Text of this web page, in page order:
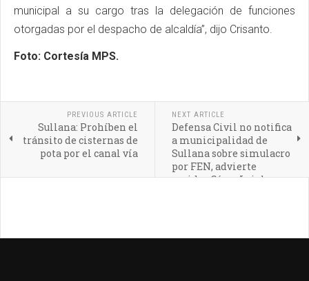
municipal a su cargo tras la delegación de funciones
otorgadas por el despacho de alcaldía”, dijo Crisanto.
Foto: Cortesía MPS.
PREVIOUS ARTICLE
Sullana: Prohíben el
tránsito de cisternas de
pota por el canal vía
NEXT ARTICLE
Defensa Civil no notifica
a municipalidad de
Sullana sobre simulacro
por FEN, advierte
regidor César Leigh